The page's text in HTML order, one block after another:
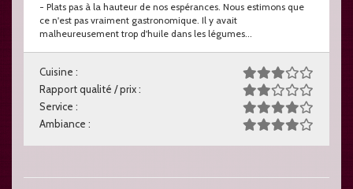
- Plats pas à la hauteur de nos espérances. Nous estimons que
ce n'est pas vraiment gastronomique. Il y avait
malheureusement trop d'huile dans les légumes...
Cuisine :
Rapport qualité / prix :
Service :
Ambiance :